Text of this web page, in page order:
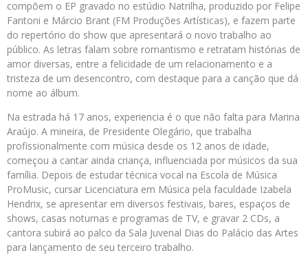
compõem o EP gravado no estúdio Natrilha, produzido por Felipe
Fantoni e Márcio Brant (FM Produções Artísticas), e fazem parte
do repertório do show que apresentará o novo trabalho ao
público. As letras falam sobre romantismo e retratam histórias de
amor diversas, entre a felicidade de um relacionamento e a
tristeza de um desencontro, com destaque para a canção que dá
nome ao álbum.
Na estrada há 17 anos, experiencia é o que não falta para Marina
Araújo. A mineira, de Presidente Olegário, que trabalha
profissionalmente com música desde os 12 anos de idade,
começou a cantar ainda criança, influenciada por músicos da sua
família. Depois de estudar técnica vocal na Escola de Música
ProMusic, cursar Licenciatura em Música pela faculdade Izabela
Hendrix, se apresentar em diversos festivais, bares, espaços de
shows, casas noturnas e programas de TV, e gravar 2 CDs, a
cantora subirá ao palco da Sala Juvenal Dias do Palácio das Artes
para lançamento de seu terceiro trabalho.